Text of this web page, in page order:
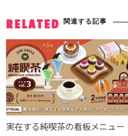
RELATED 関連する記事
実在する純喫茶の看板メニュー